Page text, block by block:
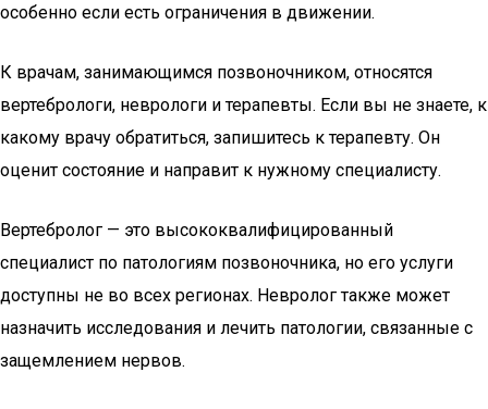
особенно если есть ограничения в движении.
К врачам, занимающимся позвоночником, относятся
вертебрологи, неврологи и терапевты. Если вы не знаете, к
какому врачу обратиться, запишитесь к терапевту. Он
оценит состояние и направит к нужному специалисту.
Вертебролог — это высококвалифицированный
специалист по патологиям позвоночника, но его услуги
доступны не во всех регионах. Невролог также может
назначить исследования и лечить патологии, связанные с
защемлением нервов.